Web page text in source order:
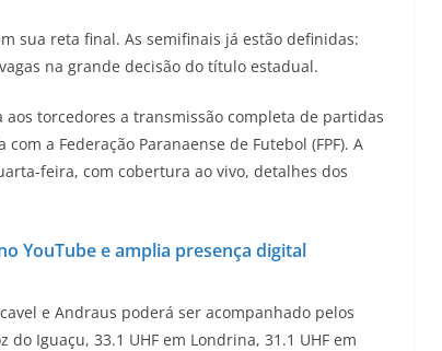
sua reta final. As semifinais já estão definidas:
na grande decisão do título estadual.
aos torcedores a transmissão completa de partidas
a Federação Paranaense de Futebol (FPF). A
feira, com cobertura ao vivo, detalhes dos
YouTube e amplia presença digital
e Andraus poderá ser acompanhado pelos
do Iguaçu, 33.1 UHF em Londrina, 31.1 UHF em